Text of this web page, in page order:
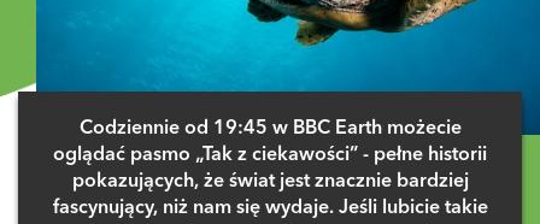
Codziennie od 19:45 w BBC Earth możecie
oglądać pasmo „Tak z ciekawości” - pełne historii
pokazujących, że świat jest znacznie bardziej
fascynujący, niż nam się wydaje. Jeśli lubicie takie